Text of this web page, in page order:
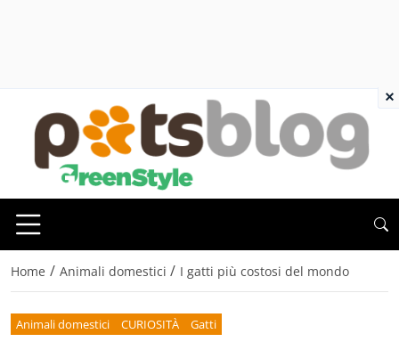
Home / Animali domestici / I gatti più costosi del mondo
Animali domestici CURIOSITÀ Gatti
×